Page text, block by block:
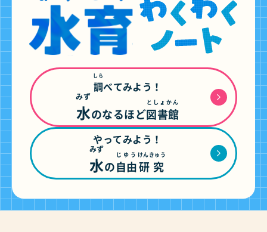
調
しら
べてみよう！
水
みず
のなるほど図書館
としょかん
やってみよう！
水
みず
の自由
じゆう
研究
けんきゅう